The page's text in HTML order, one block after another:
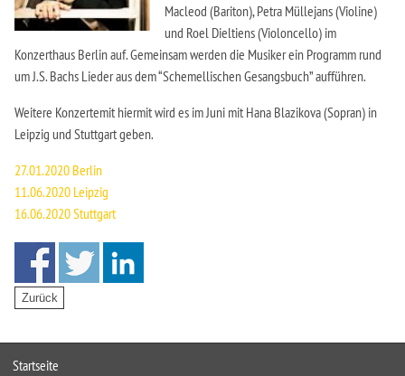
Macleod (Bariton), Petra Müllejans (Violine)
und Roel Dieltiens (Violoncello) im
Konzerthaus Berlin auf. Gemeinsam werden die Musiker ein Programm rund
um J.S. Bachs Lieder aus dem “Schemellischen Gesangsbuch” aufführen.
Weitere Konzertemit hiermit wird es im Juni mit Hana Blazikova (Sopran) in
Leipzig und Stuttgart geben.
27.01.2020 Berlin
11.06.2020 Leipzig
16.06.2020 Stuttgart
Startseite